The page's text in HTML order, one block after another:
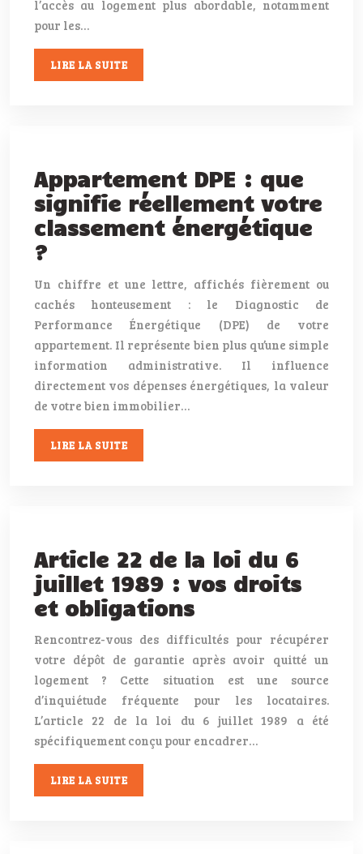
l’accès au logement plus abordable, notamment
pour les…
LIRE LA SUITE
Appartement DPE : que
signifie réellement votre
classement énergétique
?
Un chiffre et une lettre, affichés fièrement ou
cachés honteusement : le Diagnostic de
Performance Énergétique (DPE) de votre
appartement. Il représente bien plus qu’une simple
information administrative. Il influence
directement vos dépenses énergétiques, la valeur
de votre bien immobilier…
LIRE LA SUITE
Article 22 de la loi du 6
juillet 1989 : vos droits
et obligations
Rencontrez-vous des difficultés pour récupérer
votre dépôt de garantie après avoir quitté un
logement ? Cette situation est une source
d’inquiétude fréquente pour les locataires.
L’article 22 de la loi du 6 juillet 1989 a été
spécifiquement conçu pour encadrer…
LIRE LA SUITE